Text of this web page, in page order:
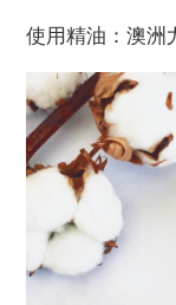
使用精油： 澳洲